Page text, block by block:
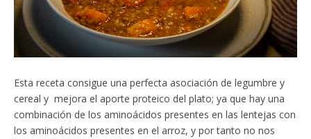
Esta receta consigue una perfecta asociación de legumbre y
cereal y mejora el aporte proteico del plato; ya que hay una
combinación de los aminoácidos presentes en las lentejas con
los aminoácidos presentes en el arroz, y por tanto no nos